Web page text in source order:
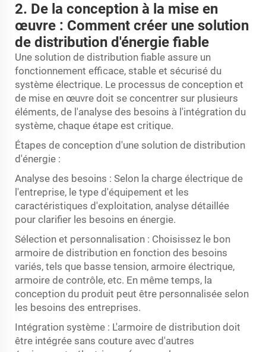
2. De la conception à la mise en
œuvre : Comment créer une solution
de distribution d'énergie fiable
Une solution de distribution fiable assure un
fonctionnement efficace, stable et sécurisé du
système électrique. Le processus de conception et
de mise en œuvre doit se concentrer sur plusieurs
éléments, de l'analyse des besoins à l'intégration du
système, chaque étape est critique.
Étapes de conception d'une solution de distribution
d'énergie :
Analyse des besoins : Selon la charge électrique de
l'entreprise, le type d'équipement et les
caractéristiques d'exploitation, analyse détaillée
pour clarifier les besoins en énergie.
Sélection et personnalisation : Choisissez le bon
armoire de distribution en fonction des besoins
variés, tels que basse tension, armoire électrique,
armoire de contrôle, etc. En même temps, la
conception du produit peut être personnalisée selon
les besoins des entreprises.
Intégration système : L'armoire de distribution doit
être intégrée sans couture avec d'autres